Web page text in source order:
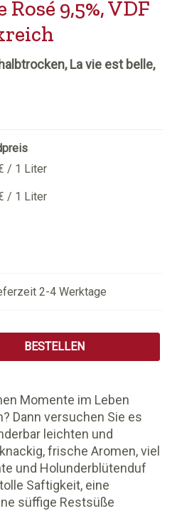
Momente im Leben
Dann versuchen Sie es
leichten und
frische Aromen, viel
und Holunderblütenduf
Saftigkeit, eine
süffige Restsüße
9,5%, VDF
La vie est belle,
/ 1 Liter
/ 1 Liter
2-4 Werktage
den gewünschten
BESTELLEN